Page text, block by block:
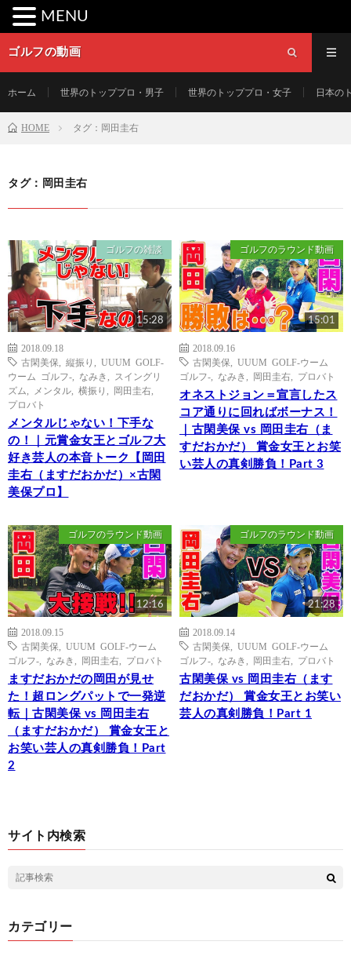
ゴルフの動画
ホーム 世界のトッププロ・男子 世界のトッププロ・女子 日本の
HOME タグ：岡田圭右
タグ：岡田圭右
ゴルフの雑談
15:28
2018.09.18
古閑美保
縦振り
UUUM GOLF-
ウーム ゴルフ-
なみき
スイングリ
ズム
メンタル 横振り 岡田圭右
プロバト
メンタルじゃない！下手な
の！｜元賞金女王とゴルフ大
好き芸人の本音トーク【岡田
圭右（ますだおかだ）×古閑
美保プロ】
ゴルフのラウンド動画
15:01
2018.09.16
古閑美保
UUUM GOLF-ウーム
ゴルフ-
なみき 岡田圭右 プロバト
オネストジョン＝宣言したス
コア通りに回ればボーナス！
｜古閑美保 vs 岡田圭右（ま
すだおかだ） 賞金女王とお笑
い芸人の真剣勝負！Part 3
ゴルフのラウンド動画
12:16
2018.09.15
古閑美保
UUUM GOLF-ウーム
ゴルフ-
なみき 岡田圭右 プロバト
ますだおかだの岡田が見せ
た！超ロングパットで一発逆
転｜古閑美保 vs 岡田圭右
（ますだおかだ） 賞金女王と
お笑い芸人の真剣勝負！Part
2
ゴルフのラウンド動画
21:28
2018.09.14
古閑美保
UUUM GOLF-ウーム
ゴルフ-
なみき 岡田圭右 プロバト
古閑美保 vs 岡田圭右（ます
だおかだ） 賞金女王とお笑い
芸人の真剣勝負！Part 1
サイト内検索
カテゴリー
MENU